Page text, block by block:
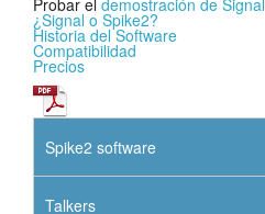
Probar el demostración de Signal
¿Signal o Spike2?
Historia del Software
Compatibilidad
Precios
Spike2 software
Talkers